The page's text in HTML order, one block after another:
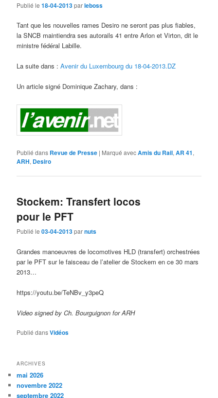
Publié le18-04-2013parleboss
Tant que les nouvelles rames Desiro ne seront pas plus fiables,
la SNCB maintiendra ses autorails 41 entre Arlon et Virton, dit le
ministre fédéral Labille.
La suite dans :Avenir du Luxembourg du 18-04-2013.DZ
Un article signé Dominique Zachary, dans :
Publié dans Revue de Presse | Marqué avecAmis du Rail,AR 41,
ARH, Desiro
Stockem: Transfert locos
pour le PFT
Publié le03-04-2013parnuts
Grandes manoeuvres de locomotives HLD (transfert) orchestrées
par le PFT sur le faisceau de l’atelier de Stockem en ce 30 mars
2013…
https://youtu.be/TeNBv_y3peQ
Video signed by Ch. Bourguignon for ARH
Publié dansVidéos
ARCHIVES
mai 2026
novembre 2022
septembre 2022